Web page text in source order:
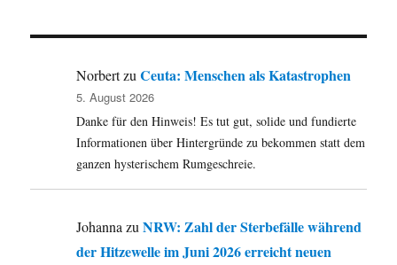
NorbertzuCeuta: Menschen als Katastrophen
5. August 2026
Danke für den Hinweis! Es tut gut, solide und fundierte
Informationen über Hintergründe zu bekommen statt dem
ganzen hysterischem Rumgeschreie.
Johanna zuNRW: Zahl der Sterbefälle während
der Hitzewelle im Juni 2026 erreicht neuen